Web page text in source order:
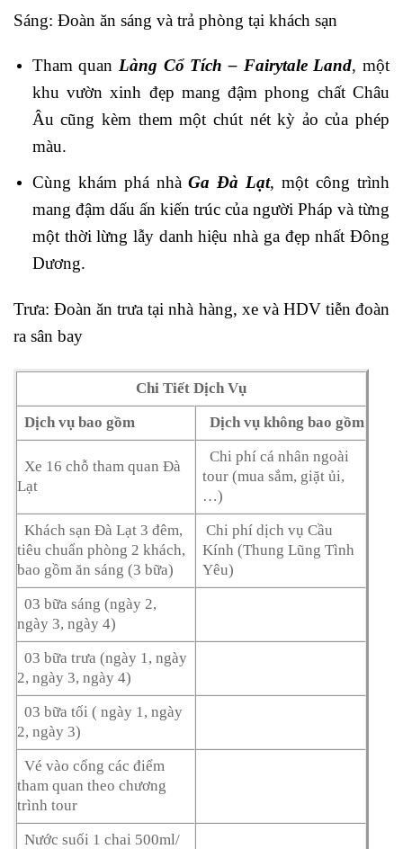
Sáng: Đoàn ăn sáng và trả phòng tại khách sạn
Tham quanLàng Cổ Tích – Fairytale Land, một
khu vườn xinh đẹp mang đậm phong chất Châu
Âu cũng kèm them một chút nét kỳ ảo của phép
màu.
Cùng khám phá nhàGa Đà Lạt, một công trình
mang đậm dấu ấn kiến trúc của người Pháp và từng
một thời lừng lẫy danh hiệu nhà ga đẹp nhất Đông
Dương.
Trưa: Đoàn ăn trưa tại nhà hàng, xe và HDV tiễn đoàn
ra sân bay
Chi Tiết Dịch Vụ
Dịch vụ bao gồm
Dịch vụ không bao gồm
Xe 16 chỗ tham quan Đà
Lạt
Chi phí cá nhân ngoài
tour (mua sắm, giặt ủi,
…)
Khách sạn Đà Lạt 3 đêm,
tiêu chuẩn phòng 2 khách,
bao gồm ăn sáng (3 bữa)
Chi phí dịch vụ Cầu
Kính (Thung Lũng Tình
Yêu)
03 bữa sáng (ngày 2,
ngày 3, ngày 4)
03 bữa trưa (ngày 1, ngày
2, ngày 3, ngày 4)
03 bữa tối ( ngày 1, ngày
2, ngày 3)
Vé vào cổng các điểm
tham quan theo chương
trình tour
Nước suối 1 chai 500ml/